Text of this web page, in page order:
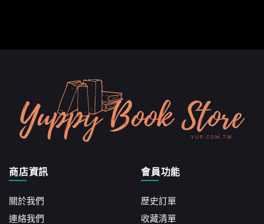
商店資訊
關於我們
連絡我們
會員功能
歷史訂單
收藏清單